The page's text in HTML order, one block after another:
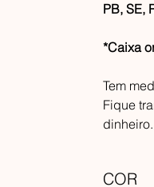
PB, SE,
*Caixa
Tem
Fique
dinheiro.
COR